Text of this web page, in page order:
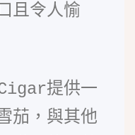
且令人愉
提供一
茄，與其他